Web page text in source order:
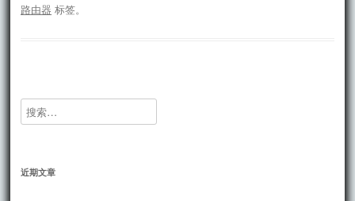
路由器 标签。
搜
索：
近期文章